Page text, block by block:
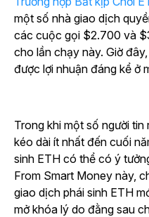
một số nhà giao dịch
các cuộc gọi $2.700 và
cho lần chạy này. Giờ
được lợi nhuận đáng kể ở
Trong khi một số người
kéo dài ít nhất đến cuối
sinh ETH có thể có ý
From Smart Money này,
giao dịch phái sinh ETH
mở khóa lý do đằng sau